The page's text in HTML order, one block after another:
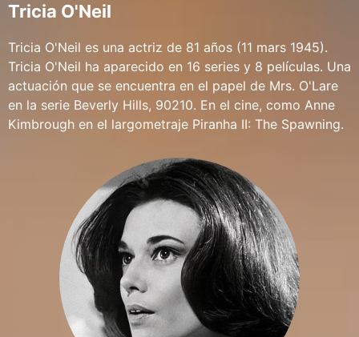
Tricia O'Neil
Tricia O'Neil es una actriz de 81 años (11 mars 1945).
Tricia O'Neil ha aparecido en 16 series y 8 películas. Una
actuación que se encuentra en el papel de Mrs. O'Lare
en la serie Beverly Hills, 90210. En el cine, como Anne
Kimbrough en el largometraje Piranha II: The Spawning.